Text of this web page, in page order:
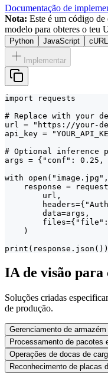
Documentação de
Nota: Este é um código
modelo para obteres o teu
Python JavaScript cURL
Implementar
import requests
# Replace with your
url = "https://your-
api_key =
# Optional inference
args = {"conf":
with
response =
        url,
        data=args,
    )
print(response.json())
IA de visão para
Soluções criadas
de produção.
Gerenciamento de
Processamento de pacotes
Operações de docas de
Reconhecimento de placas